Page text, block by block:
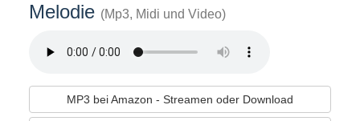
Melodie (Mp3, Midi und Video)
MP3 bei Amazon - Streamen oder Download